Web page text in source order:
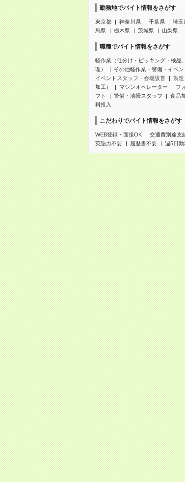
勤務地でバイト情報をさがす
東京都 神奈川県 千葉県 埼玉
馬県
栃木県 茨城県 山梨県
職種でバイト情報をさがす
軽作業（仕分け・ピッキング・検品
理）
その他軽作業・警備・イベン
イベントスタッフ・会場設営
製造
加工）
マシンオペレーター
フ
フト
警備・清掃スタッフ 食品
料投入
こだわりでバイト情報をさがす
WEB登録・面接OK
交通費別途支
英語力不要
履歴書不要 週5日勤